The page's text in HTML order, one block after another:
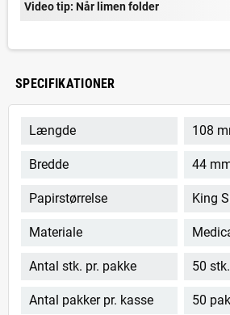
Video tip: Når limen folder
SPECIFIKATIONER
Længde 108
Bredde 44
Papirstørrelse King
Materiale
Antal stk. pr. pakke 50 stk.
Antal pakker pr. kasse 50